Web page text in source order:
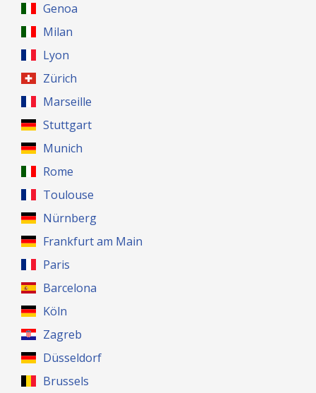
Genoa
Milan
Lyon
Zürich
Marseille
Stuttgart
Munich
Rome
Toulouse
Nürnberg
Frankfurt am Main
Paris
Barcelona
Köln
Zagreb
Düsseldorf
Brussels